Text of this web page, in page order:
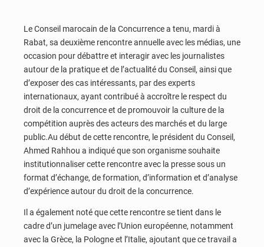
Le Conseil marocain de la Concurrence a tenu, mardi à
Rabat, sa deuxième rencontre annuelle avec les médias, une
occasion pour débattre et interagir avec les journalistes
autour de la pratique et de l’actualité du Conseil, ainsi que
d’exposer des cas intéressants, par des experts
internationaux, ayant contribué à accroître le respect du
droit de la concurrence et de promouvoir la culture de la
compétition auprès des acteurs des marchés et du large
public.Au début de cette rencontre, le président du Conseil,
Ahmed Rahhou a indiqué que son organisme souhaite
institutionnaliser cette rencontre avec la presse sous un
format d’échange, de formation, d’information et d’analyse
d’expérience autour du droit de la concurrence.
Il a également noté que cette rencontre se tient dans le
cadre d’un jumelage avec l’Union européenne, notamment
avec la Grèce, la Pologne et l’Italie, ajoutant que ce travail a